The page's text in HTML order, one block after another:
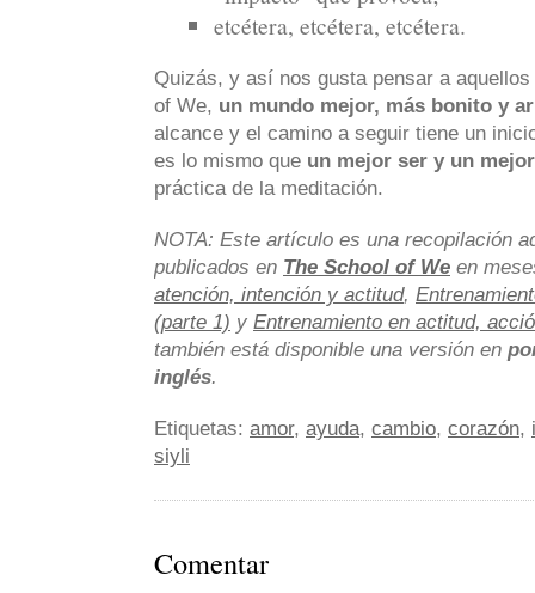
etcétera, etcétera, etcétera.
Quizás, y así nos gusta pensar a
of We, un mundo mejor, más bonito y
alcance y el camino a seguir tiene un
es lo mismo que un mejor ser y un
práctica de la meditación.
NOTA: Este artículo es una recopilación
publicados en The School of We en
atención, intención y actitud,
(parte 1) y Entrenamiento en actitud,
también está disponible una versión en
inglés.
Etiquetas: amor, ayuda, cambio, corazón,
siyli
Comentar